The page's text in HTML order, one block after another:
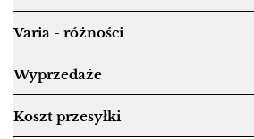
Varia - różności
Wyprzedaże
Koszt przesyłki